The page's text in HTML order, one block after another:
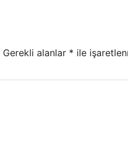
Gerekli alanlar * ile